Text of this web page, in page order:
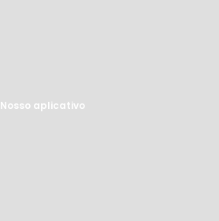
Nosso aplicativo